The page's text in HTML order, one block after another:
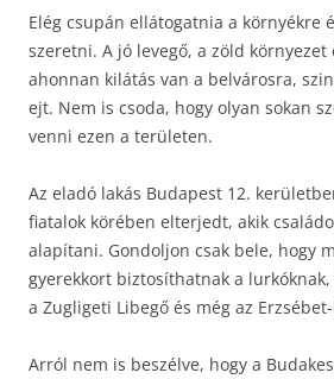
Elég csupán ellátogatnia a környékre
szeretni. A jó levegő, a zöld környezet
ahonnan kilátás van a belvárosra,
ejt. Nem is csoda, hogy olyan sokan
venni ezen a területen.
Az eladó lakás Budapest 12.
fiatalok körében elterjedt, akik
alapítani. Gondoljon csak bele, hogy
gyerekkort biztosíthatnak a
a Zugligeti Libegő és még az
Arról nem is beszélve, hogy a